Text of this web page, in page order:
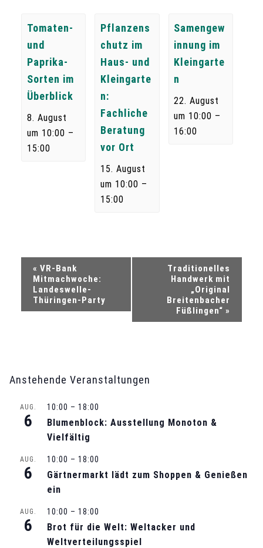
Tomaten-
und
Paprika-
Sorten im
Überblick
8. August
um 10:00 –
15:00
Pflanzens
chutz im
Haus- und
Kleingarte
n:
Fachliche
Beratung
vor Ort
15. August
um 10:00 –
15:00
Samengew
innung im
Kleingarte
n
22. August
um 10:00 –
16:00
n
t
l
u
« VR-Bank
Mitmachwoche:
Landeswelle-
Thüringen-Party
Traditionelles
Handwerk mit
„Original
Breitenbacher
Füßlingen“ »
Anstehende Veranstaltungen
AUG.
6
10:00 – 18:00
Blumenblock: Ausstellung Monoton &
Vielfältig
AUG.
6
10:00 – 18:00
Gärtnermarkt lädt zum Shoppen & Genießen
ein
AUG.
6
10:00 – 18:00
Brot für die Welt: Weltacker und
Weltverteilungsspiel